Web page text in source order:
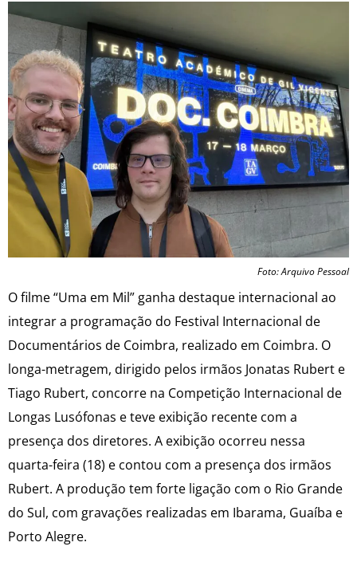
Foto: Arquivo Pessoal
O filme “Uma em Mil” ganha destaque internacional ao
integrar a programação do Festival Internacional de
Documentários de Coimbra, realizado em Coimbra. O
longa-metragem, dirigido pelos irmãos Jonatas Rubert e
Tiago Rubert, concorre na Competição Internacional de
Longas Lusófonas e teve exibição recente com a
presença dos diretores. A exibição ocorreu nessa
quarta-feira (18) e contou com a presença dos irmãos
Rubert. A produção tem forte ligação com o Rio Grande
do Sul, com gravações realizadas em Ibarama, Guaíba e
Porto Alegre.